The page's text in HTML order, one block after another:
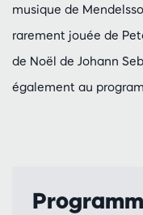
musique de
rarement jouée de
de Noël de Johann
également au